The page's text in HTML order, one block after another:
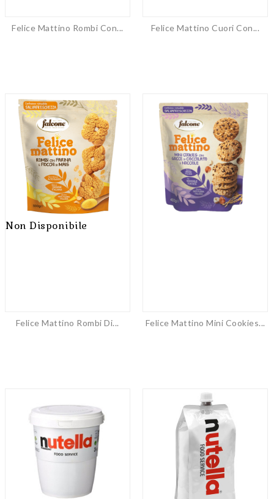
Felice Mattino Rombi Con... Felice Mattino Cuori Con...
Non Disponibile
Felice Mattino Rombi Di... Felice Mattino Mini Cookies...